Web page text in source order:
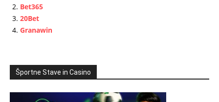
Bet365
20Bet
Granawin
Športne Stave in Casino